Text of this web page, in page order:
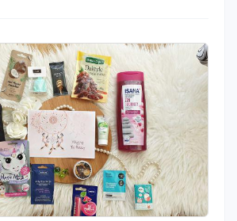
filtrem głownie córeczke nim smaruję
proszek do zębów fajnie oczyszcza
zapach smak , pasta do zebów z
indigo lakier hybrydowy
olejek do włosów o pięknym
, olejek kreatynowy artego mój
, pianka do kapieli ,perełki do stóp
maseczek w płachcie , 3 w kremie , 1
oczy , 3 maski do włosów skin79 .
pełnowartościowych kosmetyków i
które już miałam zaczęte .
1000 g więc długo się je zużywa .